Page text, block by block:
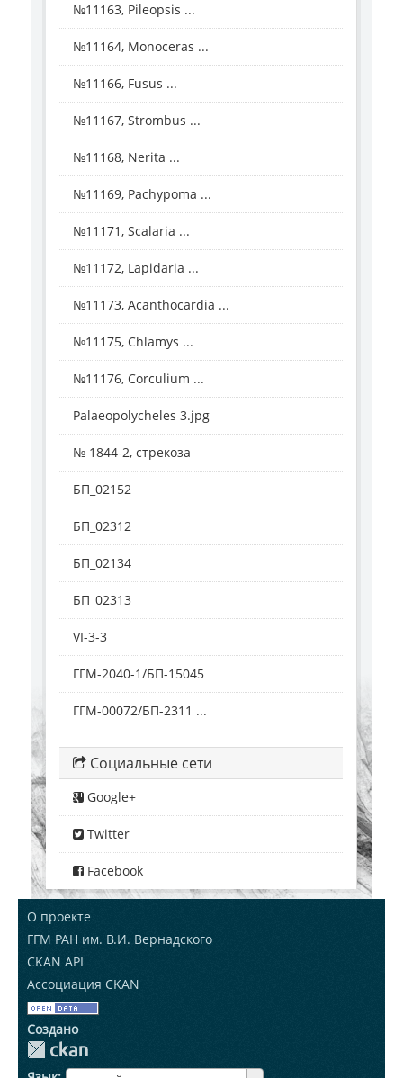
№11163, Pileopsis ...
№11164, Monoceras ...
№11166, Fusus ...
№11167, Strombus ...
№11168, Nerita ...
№11169, Pachypoma ...
№11171, Scalaria ...
№11172, Lapidaria ...
№11173, Acanthocardia ...
№11175, Chlamys ...
№11176, Corculium ...
Palaeopolycheles 3.jpg
№ 1844-2, стрекоза
БП_02152
БП_02312
БП_02134
БП_02313
VI-3-3
ГГМ-2040-1/БП-15045
ГГМ-00072/БП-2311 ...
Социальные сети
Google+
Twitter
Facebook
О проекте
ГГМ РАН им. В.И. Вернадского
CKAN API
Ассоциация CKAN
Создано